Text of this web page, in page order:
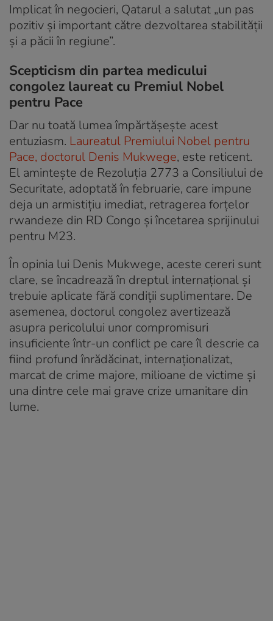
Implicat în negocieri, Qatarul a salutat „un pas
pozitiv și important către dezvoltarea stabilității
și a păcii în regiune”.
Scepticism din partea medicului
congolez laureat cu Premiul Nobel
pentru Pace
Dar nu toată lumea împărtășește acest
entuziasm. Laureatul Premiului Nobel pentru
Pace, doctorul Denis Mukwege, este reticent.
El amintește de Rezoluția 2773 a Consiliului de
Securitate, adoptată în februarie, care impune
deja un armistițiu imediat, retragerea forțelor
rwandeze din RD Congo și încetarea sprijinului
pentru M23.
În opinia lui Denis Mukwege, aceste cereri sunt
clare, se încadrează în dreptul internațional și
trebuie aplicate fără condiții suplimentare. De
asemenea, doctorul congolez avertizează
asupra pericolului unor compromisuri
insuficiente într-un conflict pe care îl descrie ca
fiind profund înrădăcinat, internaționalizat,
marcat de crime majore, milioane de victime și
una dintre cele mai grave crize umanitare din
lume.